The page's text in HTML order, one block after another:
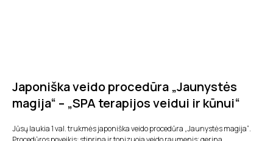
Japoniška veido procedūra „Jaunystės
magija“ – „SPA terapijos veidui ir kūnui“
Jūsų laukia 1 val. trukmės japoniška veido procedūra „Jaunystės magija“.